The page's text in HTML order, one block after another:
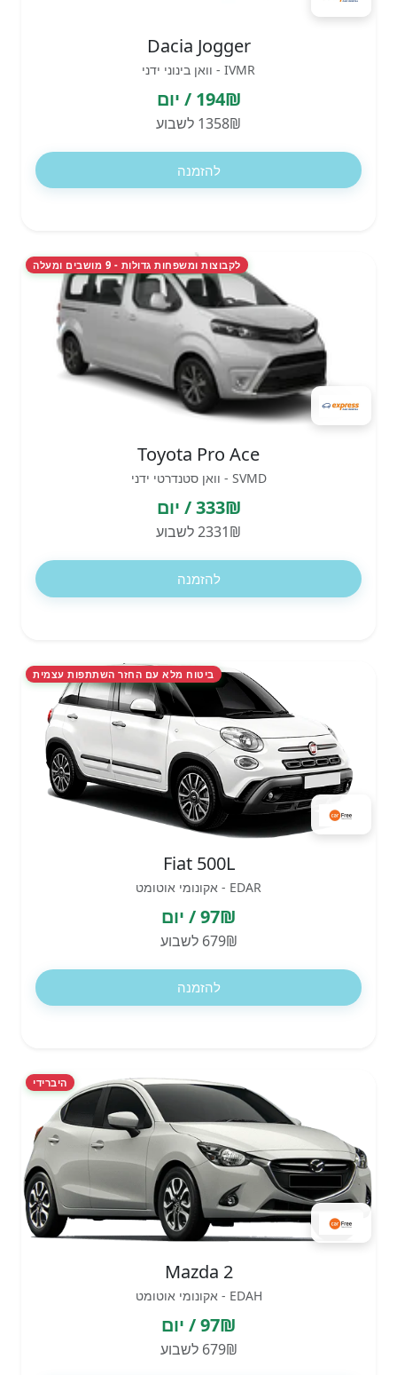
Dacia Jogger
IVMR - וואן בינוני ידני
194₪ / יום
1358₪ לשבוע
להזמנה
לקבוצות ומשפחות גדולות - 9 מושבים ומעלה
Toyota Pro Ace
SVMD - וואן סטנדרטי ידני
333₪ / יום
2331₪ לשבוע
להזמנה
ביטוח מלא עם החזר השתתפות עצמית
Fiat 500L
EDAR - אקונומי אוטומט
97₪ / יום
679₪ לשבוע
להזמנה
היברידי
Mazda 2
EDAH - אקונומי אוטומט
97₪ / יום
679₪ לשבוע